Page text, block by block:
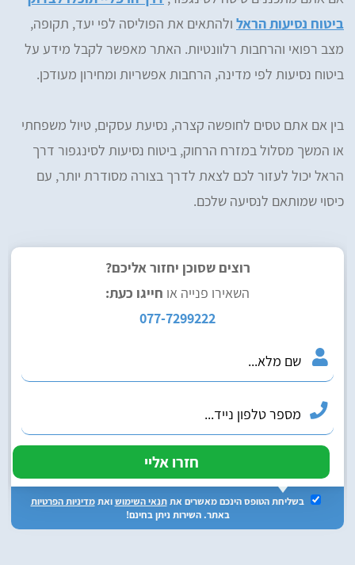
ביטוח נסיעות הראל ולהתאים את הפוליסה לפי יעד, תקופה,
מצב רפואי והרחבות רלוונטיות. האתר מאפשר לקבל מידע על
ביטוח נסיעות לפי מדינה, הרחבות אפשריות ומחירון מעודכן.
בין אם אתם טסים לחופשה קצרה, נסיעת עסקים, טיול משפחתי
או המשך מסלול במזרח הרחוק, ביטוח נסיעות לסינגפור דרך
הראל יכול לעזור לכם לצאת לדרך בצורה מסודרת יותר, עם
כיסוי שמותאם לנסיעה שלכם.
רוצים שסוכן יחזור אליכם?
השאירו פנייה או חייגו כעת:
077-7299222
בשליחת הטופס הינכם מאשרים אתתנאי השימושואתמדיניות הפרטיות
באתר. השירות ניתן בחינם!